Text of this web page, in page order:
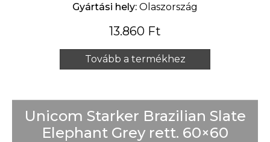
Gyártási hely: Olaszország
13.860 Ft
Tovább a termékhez
Unicom Starker Brazilian Slate
Elephant Grey rett. 60×60